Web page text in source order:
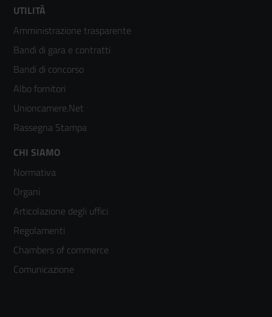
Footer
menù
colonna
2
UTILITÀ
Amministrazione trasparente
Bandi di gara e contratti
Bandi di concorso
Albo fornitori
Unioncamere.Net
Rassegna Stampa
Footer
menù
colonna
3
CHI SIAMO
Normativa
Organi
Articolazione degli uffici
Regolamenti
Chambers of commerce
Comunicazione